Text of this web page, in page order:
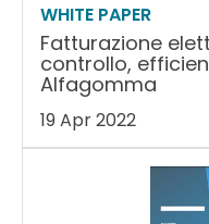
WHITE PAPER
Fatturazione
controllo,
Alfagomma
19 Apr 2022